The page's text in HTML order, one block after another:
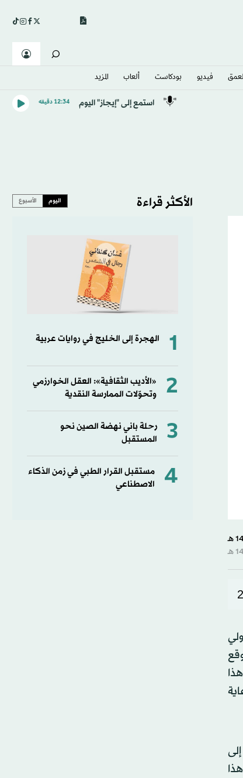
فيديو بودكاست ألعاب المزيد
استمع إلى "إيجاز" اليوم 12:34 دقيقه
الاقتصاد والمجتمع والهوية معاً؛ إذ حدَّدت «رؤية 2030» هذا
الأكثر قراءة اليوم الأسبوع
1 الهجرة إلى الخليج في روايات عربية
2
«الأديب الثقافية»: العقل الخوارزمي
وتحوّلات الممارسة النقدية
3
رحلة باني نهضة الصين نحو
المستقبل
4
مستقبل القرار الطبي في زمن الذكاء
الاصطناعي